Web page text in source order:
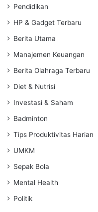
Pendidikan
HP & Gadget Terbaru
Berita Utama
Manajemen Keuangan
Berita Olahraga Terbaru
Diet & Nutrisi
Investasi & Saham
Badminton
Tips Produktivitas Harian
UMKM
Sepak Bola
Mental Health
Politik